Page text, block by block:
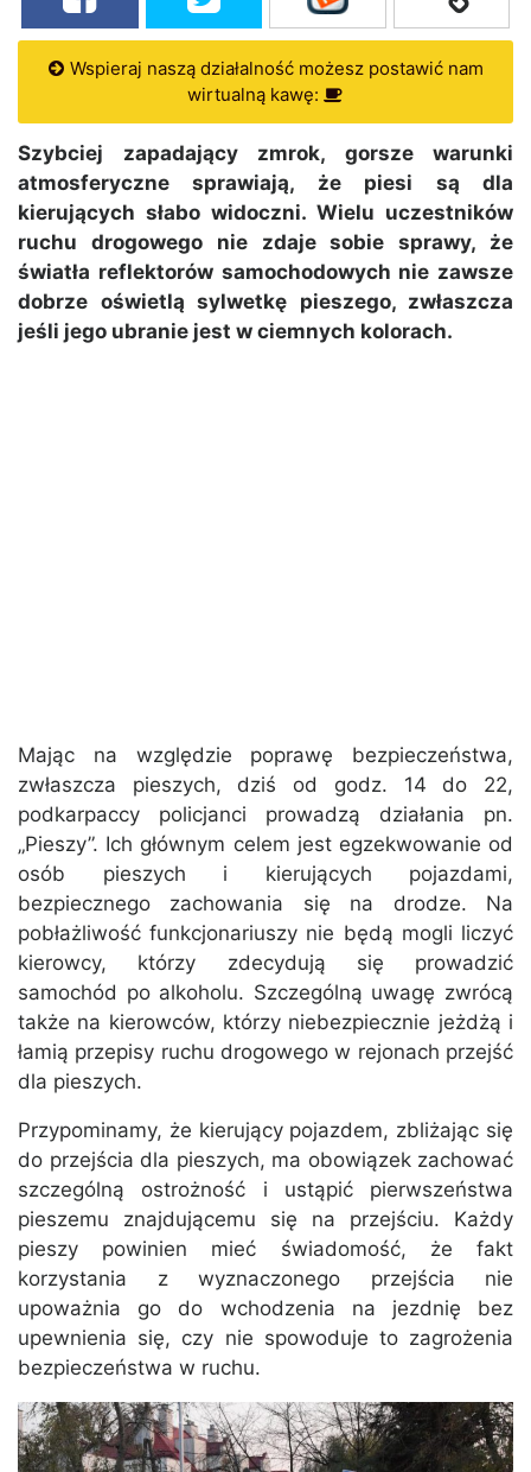
Wspieraj naszą działalność możesz postawić nam
wirtualną kawę:
Szybciej zapadający zmrok, gorsze warunki
atmosferyczne sprawiają, że piesi są dla
kierujących słabo widoczni. Wielu uczestników
ruchu drogowego nie zdaje sobie sprawy, że
światła reflektorów samochodowych nie zawsze
dobrze oświetlą sylwetkę pieszego, zwłaszcza
jeśli jego ubranie jest w ciemnych kolorach.
Mając na względzie poprawę bezpieczeństwa,
zwłaszcza pieszych, dziś od godz. 14 do 22,
podkarpaccy policjanci prowadzą działania pn.
„Pieszy”. Ich głównym celem jest egzekwowanie od
osób pieszych i kierujących pojazdami,
bezpiecznego zachowania się na drodze. Na
pobłażliwość funkcjonariuszy nie będą mogli liczyć
kierowcy, którzy zdecydują się prowadzić
samochód po alkoholu. Szczególną uwagę zwrócą
także na kierowców, którzy niebezpiecznie jeżdżą i
łamią przepisy ruchu drogowego w rejonach przejść
dla pieszych.
Przypominamy, że kierujący pojazdem, zbliżając się
do przejścia dla pieszych, ma obowiązek zachować
szczególną ostrożność i ustąpić pierwszeństwa
pieszemu znajdującemu się na przejściu. Każdy
pieszy powinien mieć świadomość, że fakt
korzystania z wyznaczonego przejścia nie
upoważnia go do wchodzenia na jezdnię bez
upewnienia się, czy nie spowoduje to zagrożenia
bezpieczeństwa w ruchu.